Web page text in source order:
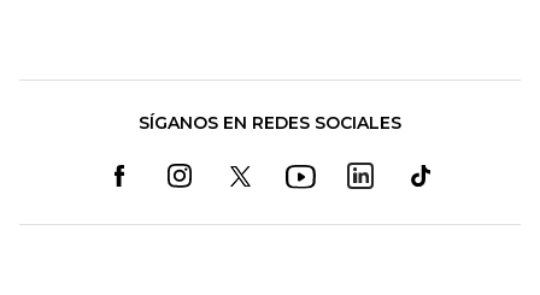
SÍGANOS EN REDES SOCIALES